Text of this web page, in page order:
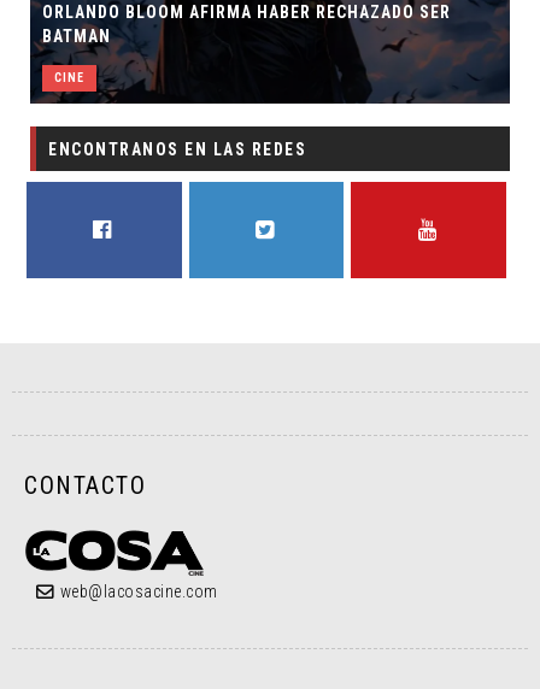
ORLANDO BLOOM AFIRMA HABER RECHAZADO SER
BATMAN
CINE
ENCONTRANOS EN LAS REDES
CONTACTO
web@lacosacine.com